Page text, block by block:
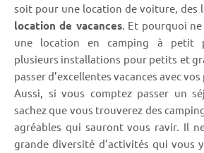
soit pour une location de voiture, des
location de vacances. Et pourquoi
une location en camping à petit
plusieurs installations pour petits et
passer d’excellentes vacances avec
Aussi, si vous comptez passer un
sachez que vous trouverez des
agréables qui sauront vous ravir. Il
grande diversité d’activités qui vous